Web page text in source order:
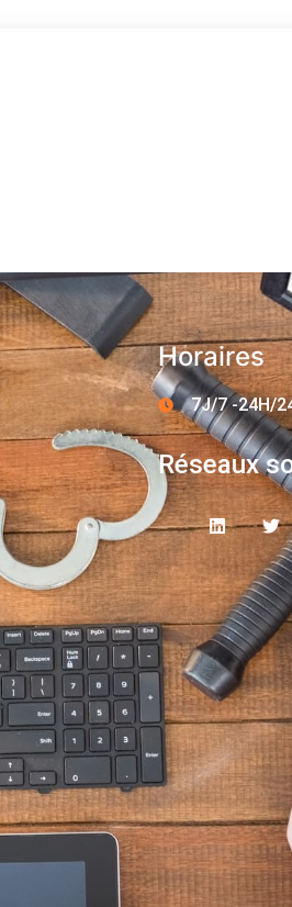
Horaires
7J/7 -24H/
Réseaux